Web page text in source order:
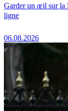
Garder un œil sur la
ligne
06.08.2026